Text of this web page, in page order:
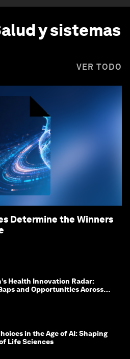
y sistemas
VER TODO
Determine the Winners
Health Innovation Radar:
and Opportunities Across
in the Age of AI: Shaping
Life Sciences